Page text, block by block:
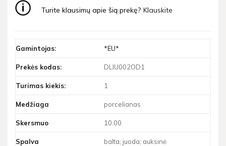
Turite klausimų apie šią prekę? Klauskite
Gamintojas: *EU*
Prekės kodas: DLIU002OD1
Turimas kiekis: 1
Medžiaga porcelianas
Skersmuo 10.00
Spalva balta; juoda; auksinė